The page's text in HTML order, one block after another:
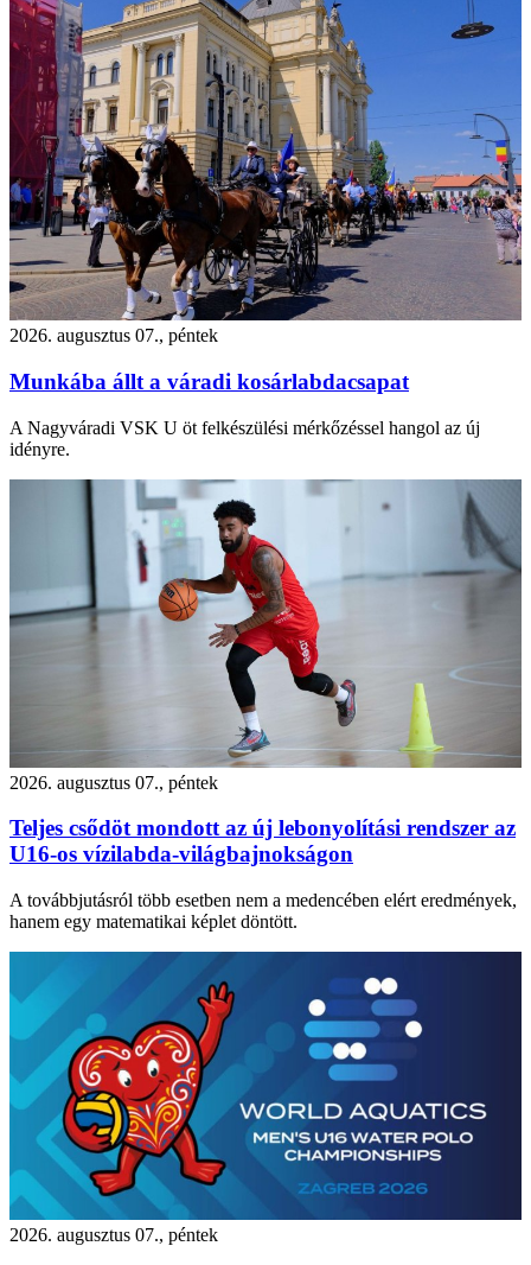
2026. augusztus 07., péntek
Munkába állt a váradi kosárlabdacsapat
A Nagyváradi VSK U öt felkészülési mérkőzéssel hangol az új
idényre.
2026. augusztus 07., péntek
Teljes csődöt mondott az új lebonyolítási rendszer az
U16-os vízilabda-világbajnokságon
A továbbjutásról több esetben nem a medencében elért eredmények,
hanem egy matematikai képlet döntött.
2026. augusztus 07., péntek